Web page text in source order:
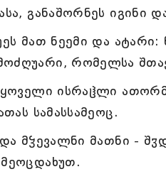
განაშორნეს იგინი
მათ ნეემი და ატარი:
რომელსა
ისრაჱლი
სამასსამეოც.
მჴევალნი მათნი -